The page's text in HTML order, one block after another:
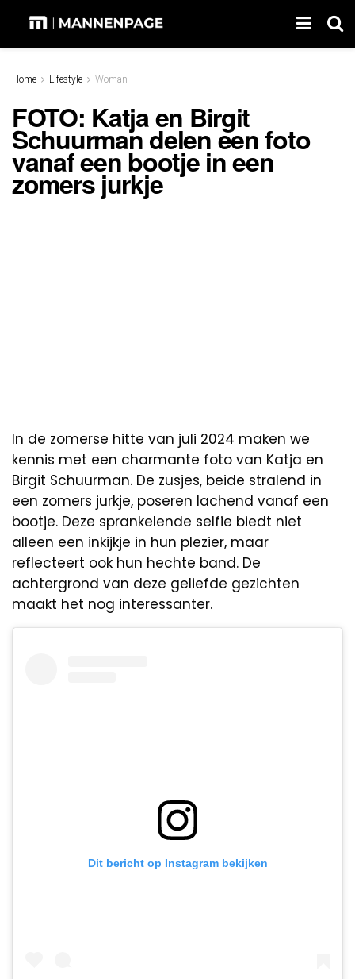
Home Lifestyle Woman
FOTO: Katja en Birgit
Schuurman delen een foto
vanaf een bootje in een
zomers jurkje
In de zomerse hitte van juli 2024 maken we
kennis met een charmante foto van Katja en
Birgit Schuurman. De zusjes, beide stralend in
een zomers jurkje, poseren lachend vanaf een
bootje. Deze sprankelende selfie biedt niet
alleen een inkijkje in hun plezier, maar
reflecteert ook hun hechte band. De
achtergrond van deze geliefde gezichten
maakt het nog interessanter.
Dit bericht op Instagram bekijken